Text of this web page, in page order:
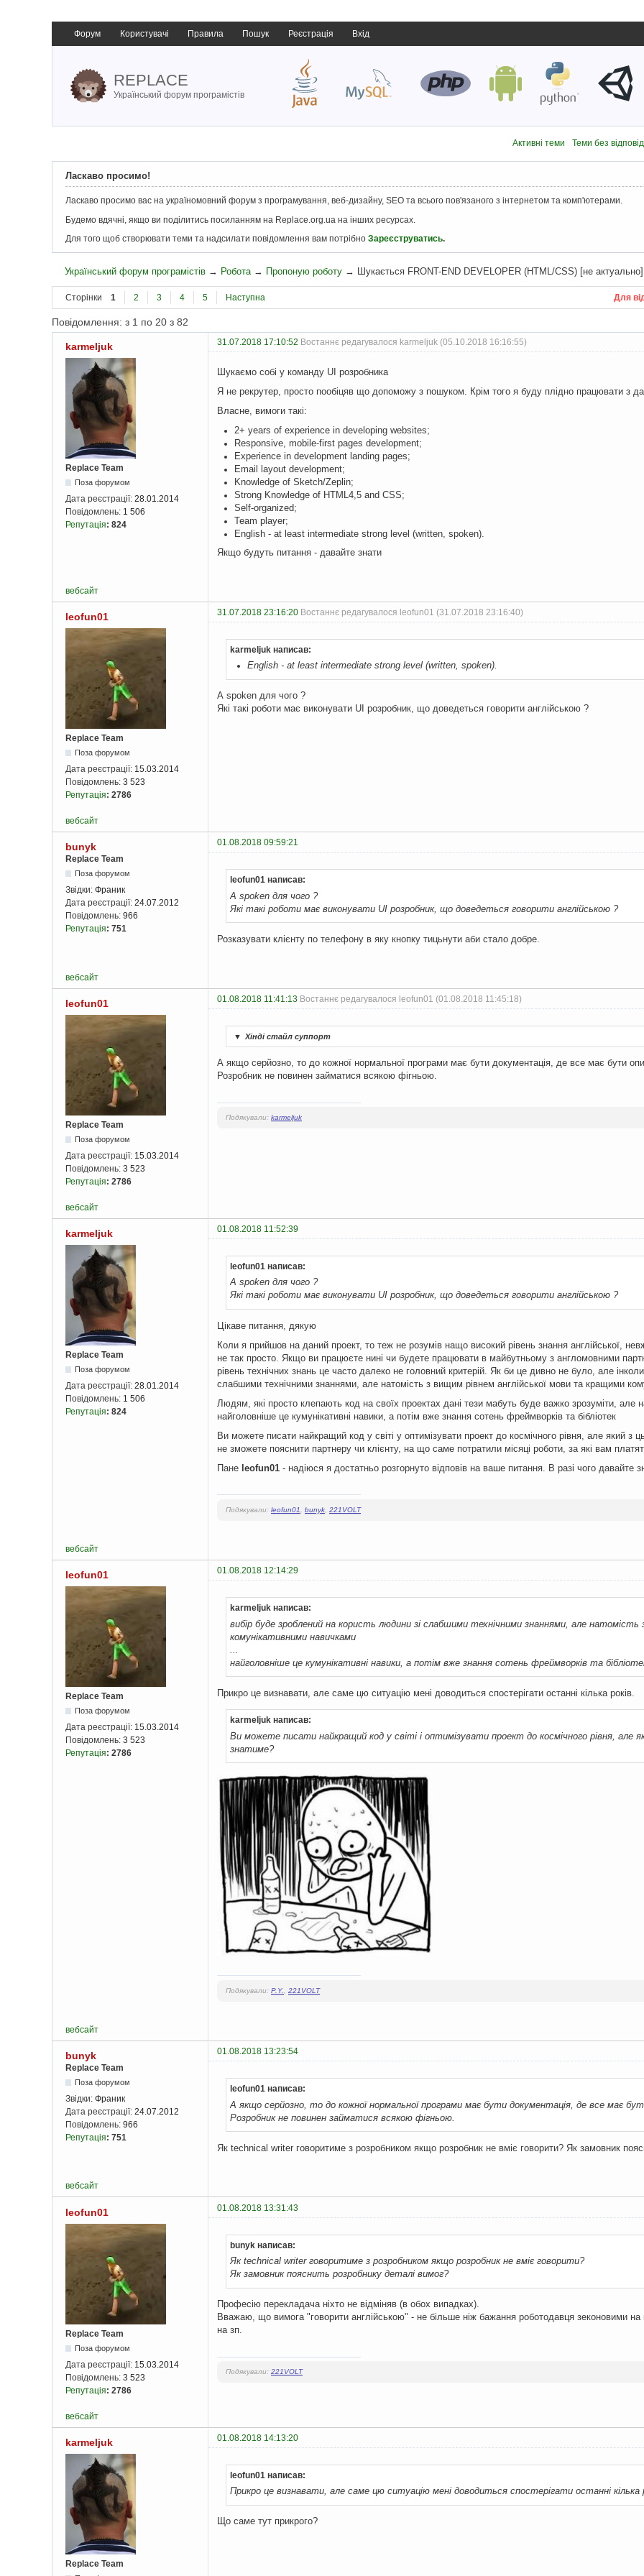
Форум Користувачі Правила Пошук Реєстрація Вхід
REPLACE
Український форум програмістів
Активні теми Теми без
Ласкаво просимо!
Ласкаво просимо вас на україномовний форум з програмування, веб-дизайну, SEO та всього пов'язаного з інтернетом та комп'ютерами.
Будемо вдячні, якщо ви поділитись посиланням на Replace.org.ua на інших ресурсах.
Для того щоб створювати теми та надсилати повідомлення вам потрібно Зареєструватись.
Український форум програмістів → Робота → Пропоную роботу → Шукається FRONT-END DEVELOPER (HTML/CSS) [не актуально]
Сторінки 1 2 3 4 5 Наступна Для
Повідомлення: з 1 по 20 з 82
karmeljuk 31.07.2018 17:10:52 Востаннє редагувалося karmeljuk (05.10.2018 16:16:55)
Replace Team
Поза форумом
Дата реєстрації: 28.01.2014
Повідомлень: 1 506
Репутація: 824
Шукаємо собі у команду UI розробника
Я не рекрутер, просто пообіцяв що допоможу з пошуком. Крім того я буду плідно працювати з
Власне, вимоги такі:
2+ years of experience in developing websites;
Responsive, mobile-first pages development;
Experience in development landing pages;
Email layout development;
Knowledge of Sketch/Zeplin;
Strong Knowledge of HTML4,5 and CSS;
Self-organized;
Team player;
English - at least intermediate strong level (written, spoken).
Якщо будуть питання - давайте знати
вебсайт
leofun01 31.07.2018 23:16:20 Востаннє редагувалося leofun01 (31.07.2018 23:16:40)
Replace Team
Поза форумом
Дата реєстрації: 15.03.2014
Повідомлень: 3 523
Репутація: 2786
karmeljuk написав:
English - at least intermediate strong level (written, spoken).
А spoken для чого ?
Які такі роботи має виконувати UI розробник, що доведеться говорити англійською ?
вебсайт
bunyk
01.08.2018 09:59:21
Replace Team
Поза форумом
Звідки: Франик
Дата реєстрації: 24.07.2012
Повідомлень: 966
Репутація: 751
leofun01 написав:
А spoken для чого ?
Які такі роботи має виконувати UI розробник, що доведеться говорити англійською ?
Розказувати клієнту по телефону в яку кнопку тицьнути аби стало добре.
вебсайт
leofun01 01.08.2018 11:41:13 Востаннє редагувалося leofun01 (01.08.2018 11:45:18)
Replace Team
Поза форумом
Дата реєстрації: 15.03.2014
Повідомлень: 3 523
Репутація: 2786
▼ Хінді стайл суппорт
А якщо серйозно, то до кожної нормальної програми має бути документація, де все має бути
Розробник не повинен займатися всякою фігньою.
Подякували: karmeljuk
вебсайт
karmeljuk 01.08.2018 11:52:39
Replace Team
Поза форумом
Дата реєстрації: 28.01.2014
Повідомлень: 1 506
Репутація: 824
leofun01 написав:
А spoken для чого ?
Які такі роботи має виконувати UI розробник, що доведеться говорити англійською ?
Цікаве питання, дякую
Коли я прийшов на даний проект, то теж не розумів нащо високий рівень знання англійської,
не так просто. Якщо ви працюєте нині чи будете працювати в майбутньому з англомовними
рівень технічних знань це часто далеко не головний критерій. Як би це дивно не було, але
слабшими технічними знаннями, але натомість з вищим рівнем англійської мови та кращими
Людям, які просто клепають код на своїх проектах дані тези мабуть буде важко зрозуміти,
найголовніше це кумунікативні навики, а потім вже знання сотень фреймворків та бібліотек
Ви можете писати найкращий код у світі у оптимізувати проект до космічного рівня, але який
не зможете пояснити партнеру чи клієнту, на що саме потратили місяці роботи, за які вам
Пане leofun01 - надіюся я достатньо розгорнуто відповів на ваше питання. В разі чого давайте
Подякували: leofun01 bunyk 221VOLT
вебсайт
leofun01 01.08.2018 12:14:29
Replace Team
Поза форумом
Дата реєстрації: 15.03.2014
Повідомлень: 3 523
Репутація: 2786
karmeljuk написав:
вибір буде зроблений на користь людини зі слабшими технічними знаннями, але
комунікативними навичками
найголовніше це кумунікативні навики, а потім вже знання сотень фреймворків та
Прикро це визнавати, але саме цю ситуацію мені доводиться спостерігати останні кілька років.
karmeljuk написав:
Ви можете писати найкращий код у світі і оптимізувати проект до космічного рівня, але
знатиме?
Подякували: P.Y. 221VOLT
вебсайт
bunyk
01.08.2018 13:23:54
Replace Team
Поза форумом
Звідки: Франик
Дата реєстрації: 24.07.2012
Повідомлень: 966
Репутація: 751
leofun01 написав:
А якщо серйозно, то до кожної нормальної програми має бути документація, де все має
Розробник не повинен займатися всякою фігньою.
Як technical writer говоритиме з розробником якщо розробник не вміє говорити? Як замовник
вебсайт
leofun01 01.08.2018 13:31:43
Replace Team
Поза форумом
Дата реєстрації: 15.03.2014
Повідомлень: 3 523
Репутація: 2786
bunyk написав:
Як technical writer говоритиме з розробником якщо розробник не вміє говорити?
Як замовник пояснить розробнику деталі вимог?
Професію перекладача ніхто не відміняв (в обох випадках).
Вважаю, що вимога "говорити англійською" - не більше ніж бажання роботодавця зеконовими на
на зп.
Подякували: 221VOLT
вебсайт
karmeljuk 01.08.2018 14:13:20
Replace Team
leofun01 написав:
Прикро це визнавати, але саме цю ситуацію мені доводиться спостерігати останні кілька
Що саме тут прикрого?